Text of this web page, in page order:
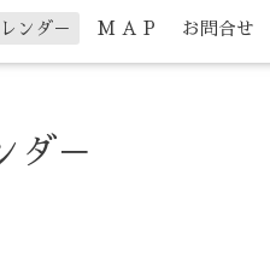
ンダ－ M A P お問合せ
ダ－